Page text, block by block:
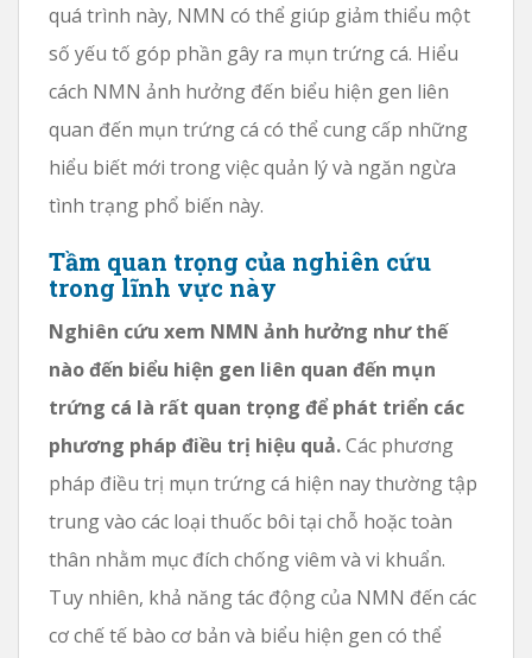
quá trình này, NMN có thể giúp giảm thiểu một
số yếu tố góp phần gây ra mụn trứng cá. Hiểu
cách NMN ảnh hưởng đến biểu hiện gen liên
quan đến mụn trứng cá có thể cung cấp những
hiểu biết mới trong việc quản lý và ngăn ngừa
tình trạng phổ biến này.
Tầm quan trọng của nghiên cứu
trong lĩnh vực này
Nghiên cứu xem NMN ảnh hưởng như thế
nào đến biểu hiện gen liên quan đến mụn
trứng cá là rất quan trọng để phát triển các
phương pháp điều trị hiệu quả.Các phương
pháp điều trị mụn trứng cá hiện nay thường tập
trung vào các loại thuốc bôi tại chỗ hoặc toàn
thân nhằm mục đích chống viêm và vi khuẩn.
Tuy nhiên, khả năng tác động của NMN đến các
cơ chế tế bào cơ bản và biểu hiện gen có thể